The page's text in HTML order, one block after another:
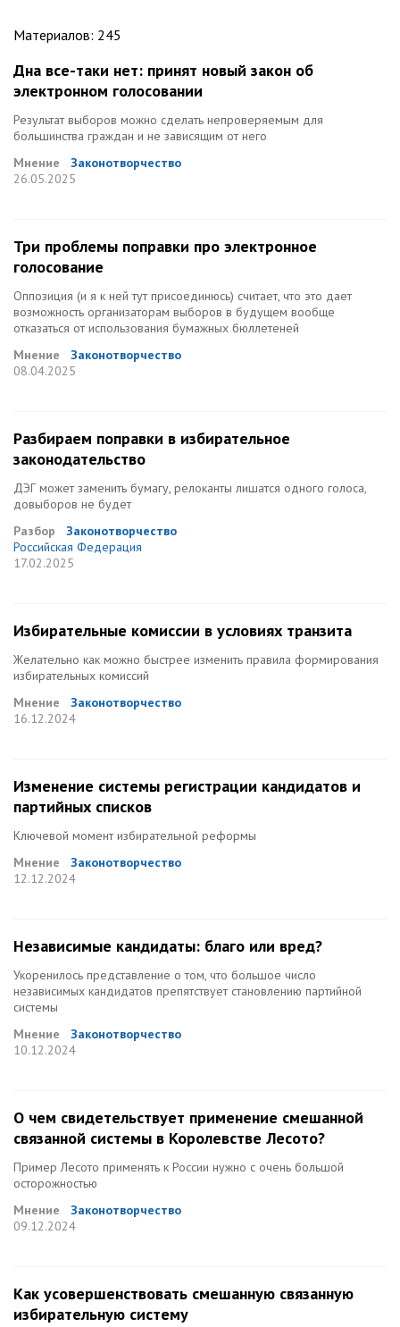
Материалов: 245
Дна все-таки нет: принят новый закон об
электронном голосовании
Результат выборов можно сделать непроверяемым для
большинства граждан и не зависящим от него
Мнение
Законотворчество
26.05.2025
Три проблемы поправки про электронное
голосование
Оппозиция (и я к ней тут присоединюсь) считает, что это дает
возможность организаторам выборов в будущем вообще
отказаться от использования бумажных бюллетеней
Мнение
Законотворчество
08.04.2025
Разбираем поправки в избирательное
законодательство
ДЭГ может заменить бумагу, релоканты лишатся одного голоса,
довыборов не будет
Разбор
Законотворчество
Российская Федерация
17.02.2025
Избирательные комиссии в условиях транзита
Желательно как можно быстрее изменить правила формирования
избирательных комиссий
Мнение
Законотворчество
16.12.2024
Изменение системы регистрации кандидатов и
партийных списков
Ключевой момент избирательной реформы
Мнение
Законотворчество
12.12.2024
Независимые кандидаты: благо или вред?
Укоренилось представление о том, что большое число
независимых кандидатов препятствует становлению партийной
системы
Мнение
Законотворчество
10.12.2024
О чем свидетельствует применение смешанной
связанной системы в Королевстве Лесото?
Пример Лесото применять к России нужно с очень большой
осторожностью
Мнение
Законотворчество
09.12.2024
Как усовершенствовать смешанную связанную
избирательную систему